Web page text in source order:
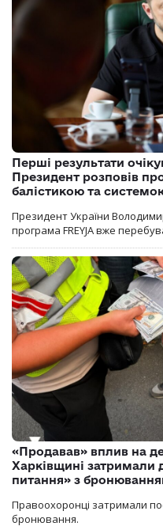
Перші результати
Президент розповів
балістикою та
Президент України
програма FREYJA вже
«Продавав» вплив на
Харківщині затримали
питання» з
Правоохоронці затримали
бронювання.